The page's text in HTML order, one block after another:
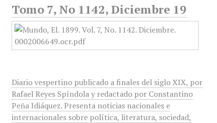
Tomo 7, No 1142, Diciembre 19
Diario vespertino publicado a finales del siglo XIX, por
Rafael Reyes Spíndola y redactado por Constantino
Peña Idiáquez. Presenta noticias nacionales e
internacionales sobre política, literatura, sociedad,